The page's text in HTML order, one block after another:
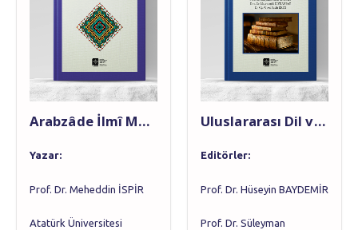
Arabzâde İlmî Mehmed Efendi Divançesi
Yazar:
Prof. Dr. Meheddin İSPİR
Atatürk Üniversitesi
Uluslararası Dil ve Edebiyat Araştırmaları Sempozyumu Bildiriler Kitabı
Editörler:
Prof. Dr. Hüseyin BAYDEMİR
Prof. Dr. Süleyman